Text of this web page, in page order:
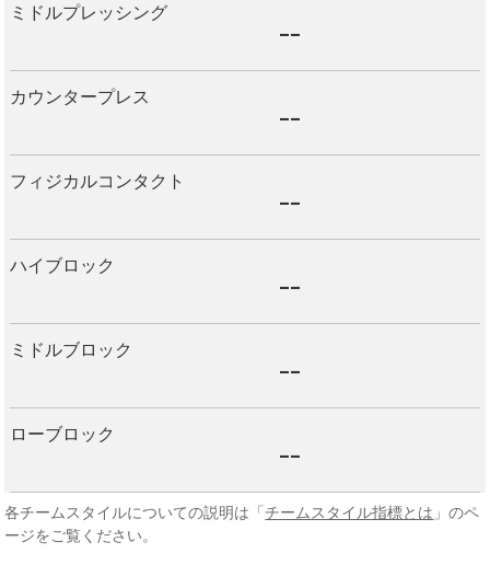
ミドルプレッシング --
カウンタープレス --
フィジカルコンタクト --
ハイブロック --
ミドルブロック --
ローブロック --
各チームスタイルについての説明は「 チームスタイル指標とは 」のペ
ージをご覧ください。